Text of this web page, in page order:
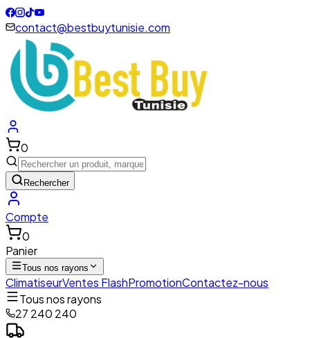
contact@bestbuytunisie.com
0
Rechercher
Compte
0
Panier
Tous nos rayons
ClimatiseurVentes FlashPromotionContactez-nous
Tous nos rayons
27 240 240